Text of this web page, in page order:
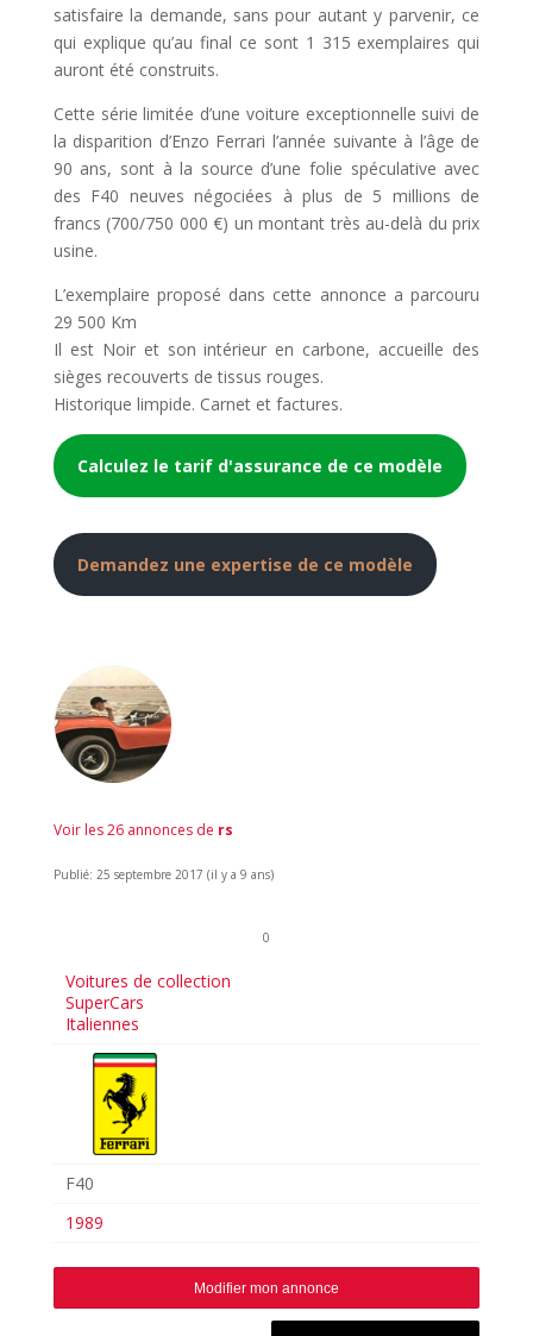
satisfaire la demande, sans pour autant y parvenir, ce
qui explique qu’au final ce sont 1 315 exemplaires qui
auront été construits.
Cette série limitée d’une voiture exceptionnelle suivi de
la disparition d’Enzo Ferrari l’année suivante à l’âge de
90 ans, sont à la source d’une folie spéculative avec
des F40 neuves négociées à plus de 5 millions de
francs (700/750 000 €) un montant très au-delà du prix
usine.
L’exemplaire proposé dans cette annonce a parcouru
29 500 Km
Il est Noir et son intérieur en carbone, accueille des
sièges recouverts de tissus rouges.
Historique limpide. Carnet et factures.
Calculez le tarif d'assurance de ce modèle
Demandez une expertise de ce modèle
Voir les 26 annonces de rs
Publié: 25 septembre 2017 (il y a 9 ans)
0
Voitures de collection
SuperCars
Italiennes
F40
1989
Modifier mon annonce